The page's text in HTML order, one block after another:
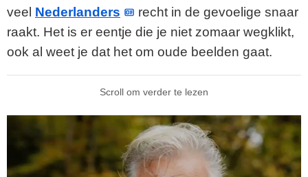
veel Nederlanders
recht in de gevoelige snaar
raakt. Het is er eentje die je niet zomaar wegklikt,
ook al weet je dat het om oude beelden gaat.
Scroll om verder te lezen